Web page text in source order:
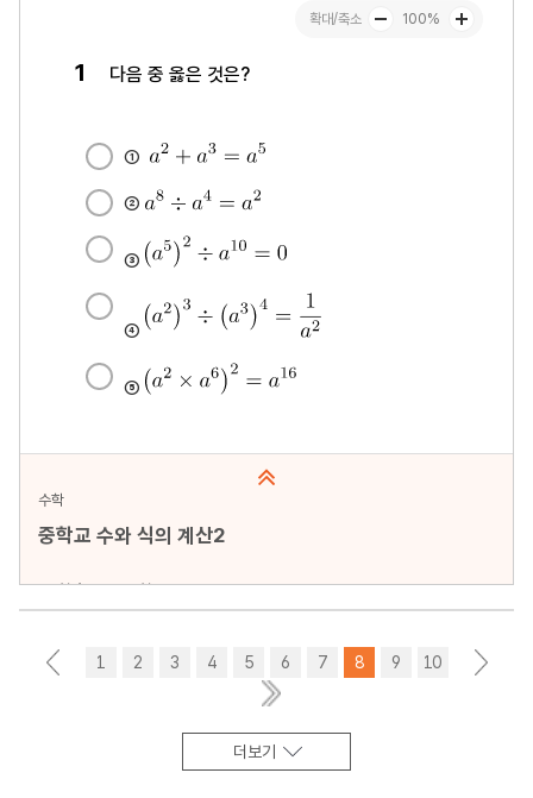
수학
중학교 수와 식의 계산2
문항수 : 10문항
페이지 : 1페이지
문항 무작위화 : 미포함
< 1 2 3 4 5 6 7 8 9 10 >
더보기